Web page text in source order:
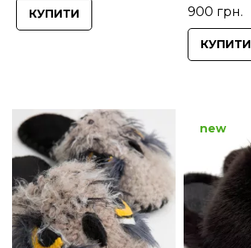
КУПИТИ 900 грн.
КУПИТИ
new